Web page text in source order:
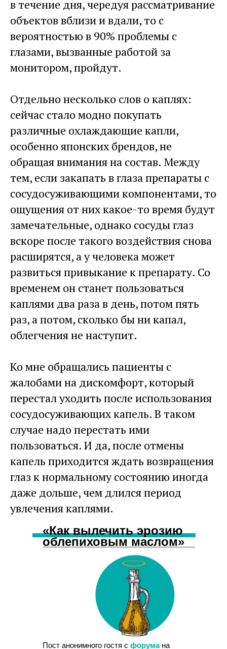
в течение дня, чередуя рассматривание
объектов вблизи и вдали, то с
вероятностью в 90% проблемы с
глазами, вызванные работой за
монитором, пройдут.
Отдельно несколько слов о каплях:
сейчас стало модно покупать
различные охлаждающие капли,
особенно японских брендов, не
обращая внимания на состав. Между
тем, если закапать в глаза препараты с
сосудосуживающими компонентами, то
ощущения от них какое-то время будут
замечательные, однако сосуды глаз
вскоре после такого воздействия снова
расширятся, а у человека может
развиться привыкание к препарату. Со
временем он станет пользоваться
каплями два раза в день, потом пять
раз, а потом, сколько бы ни капал,
облегчения не наступит.
Ко мне обращались пациенты с
жалобами на дискомфорт, который
перестал уходить после использования
сосудосуживающих капель. В таком
случае надо перестать ими
пользоваться. И да, после отмены
капель приходится ждать возвращения
глаз к нормальному состоянию иногда
даже дольше, чем длился период
увлечения каплями.
Пост анонимного гостя с форума на
«Как вылечить эрозию
облепиховым маслом»